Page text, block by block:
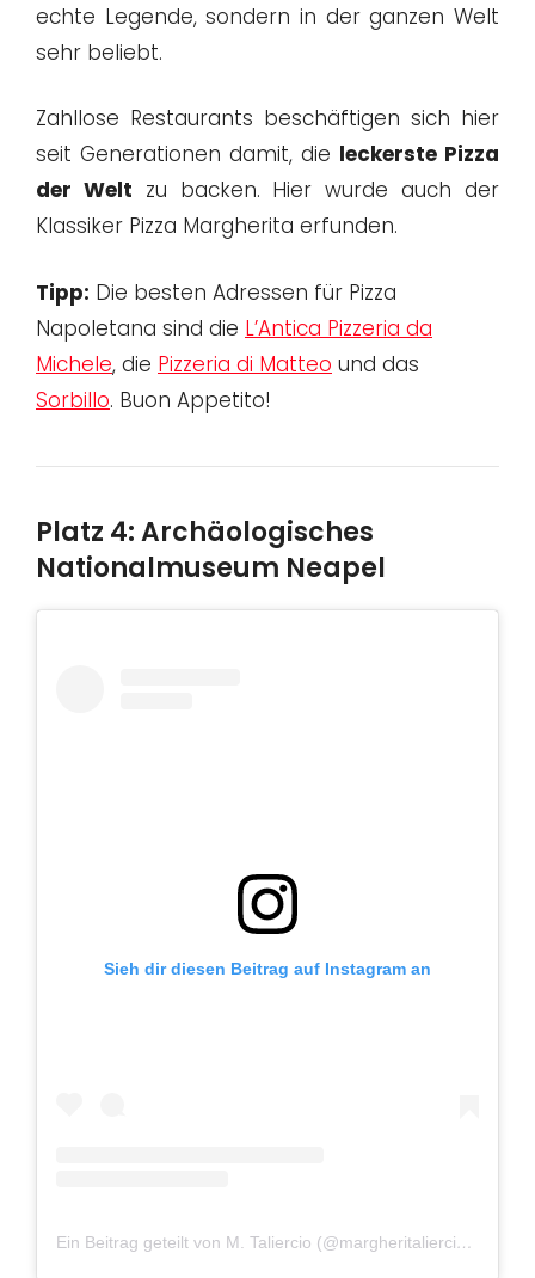
echte Legende, sondern in der ganzen Welt
sehr beliebt.
Zahllose Restaurants beschäftigen sich hier
seit Generationen damit, die leckerste Pizza
der Welt zu backen. Hier wurde auch der
Klassiker Pizza Margherita erfunden.
Tipp: Die besten Adressen für Pizza
Napoletana sind die L’Antica Pizzeria da
Michele, die Pizzeria di Matteo und das
Sorbillo. Buon Appetito!
Platz 4: Archäologisches
Nationalmuseum Neapel
Sieh dir diesen Beitrag auf Instagram an
Ein Beitrag geteilt von M. Taliercio (@margheritaliercio)